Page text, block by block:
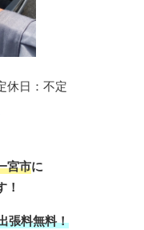
日：不定
宮市に
！
張料無料！